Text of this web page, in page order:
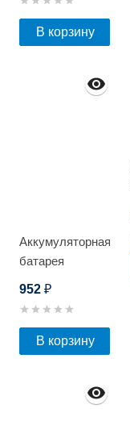
В корзину
Аккумуляторная
батарея
952 ₽
В корзину